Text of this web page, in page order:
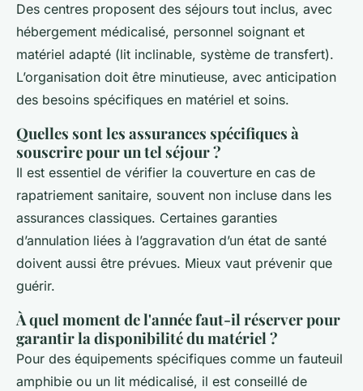
Des centres proposent des séjours tout inclus, avec
hébergement médicalisé, personnel soignant et
matériel adapté (lit inclinable, système de transfert).
L’organisation doit être minutieuse, avec anticipation
des besoins spécifiques en matériel et soins.
Quelles sont les assurances spécifiques à
souscrire pour un tel séjour ?
Il est essentiel de vérifier la couverture en cas de
rapatriement sanitaire, souvent non incluse dans les
assurances classiques. Certaines garanties
d’annulation liées à l’aggravation d’un état de santé
doivent aussi être prévues. Mieux vaut prévenir que
guérir.
À quel moment de l'année faut-il réserver pour
garantir la disponibilité du matériel ?
Pour des équipements spécifiques comme un fauteuil
amphibie ou un lit médicalisé, il est conseillé de